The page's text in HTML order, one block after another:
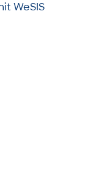
WeSIS